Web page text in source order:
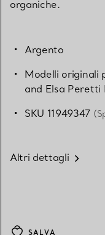
organiche.
Argento
Modelli originali
and Elsa Peretti
SKU 11949347
Altri dettagli
SALVA